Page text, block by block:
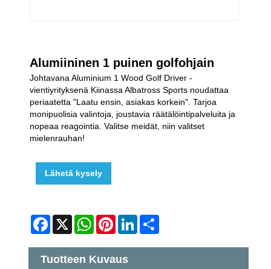
Alumiininen 1 puinen golfohjain
Johtavana Aluminium 1 Wood Golf Driver -
vientiyrityksenä Kiinassa Albatross Sports noudattaa
periaatetta "Laatu ensin, asiakas korkein". Tarjoa
monipuolisia valintoja, joustavia räätälöintipalveluita ja
nopeaa reagointia. Valitse meidät, niin valitset
mielenrauhan!
Lähetä kysely
Facebook
X WhatsApp
Pinterest
LinkedIn
Tuotteen Kuvaus